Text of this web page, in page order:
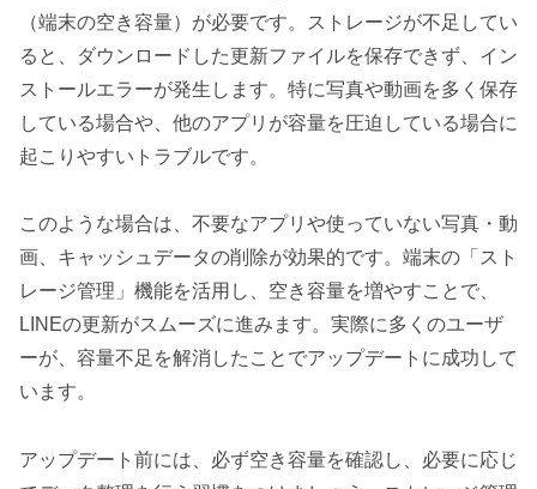
（端末の空き容量）が必要です。ストレージが不足してい
ると、ダウンロードした更新ファイルを保存できず、イン
ストールエラーが発生します。特に写真や動画を多く保存
している場合や、他のアプリが容量を圧迫している場合に
起こりやすいトラブルです。
このような場合は、不要なアプリや使っていない写真・動
画、キャッシュデータの削除が効果的です。端末の「スト
レージ管理」機能を活用し、空き容量を増やすことで、
LINEの更新がスムーズに進みます。実際に多くのユーザ
ーが、容量不足を解消したことでアップデートに成功して
います。
アップデート前には、必ず空き容量を確認し、必要に応じ